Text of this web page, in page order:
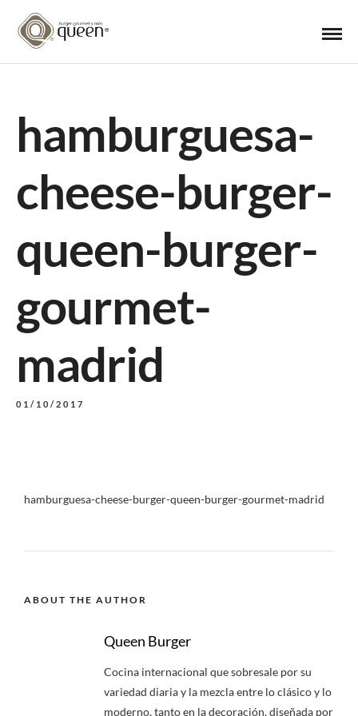
hamburguesa-
cheese-burger-
queen-burger-
gourmet-
madrid
01/10/2017
hamburguesa-cheese-burger-queen-burger-gourmet-madrid
ABOUT THE AUTHOR
Queen Burger
Cocina internacional que sobresale por su
variedad diaria y la mezcla entre lo clásico y lo
moderno, tanto en la decoración, diseñada por